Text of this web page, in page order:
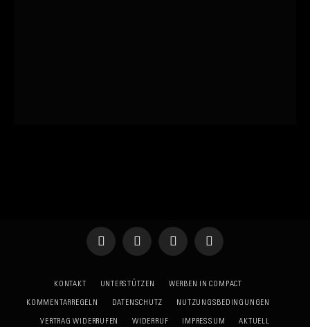
Telegram WhatsAppX
YouTube
KONTAKT UNTERSTÜTZEN WERBEN IN COMPACT
KOMMENTARREGELN DATENSCHUTZ NUTZUNGSBEDINGUNGEN
VERTRAG WIDERRUFEN WIDERRUF IMPRESSUM AKTUELL